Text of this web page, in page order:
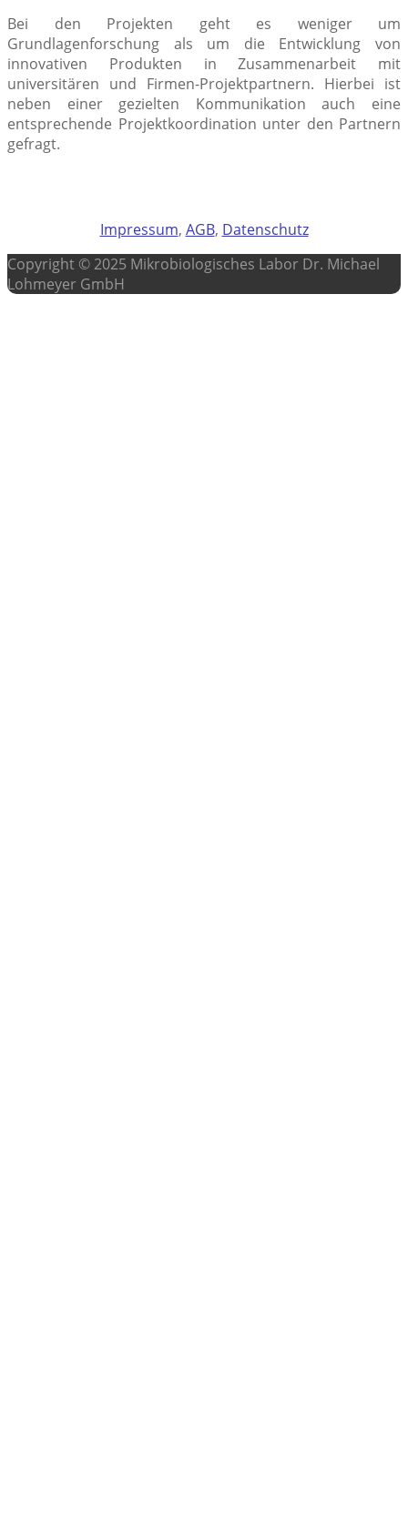
Bei den Projekten geht es weniger um
Grundlagenforschung als um die Entwicklung von
innovativen Produkten in Zusammenarbeit mit
universitären und Firmen-Projektpartnern. Hierbei ist
neben einer gezielten Kommunikation auch eine
entsprechende Projektkoordination unter den Partnern
gefragt.
Impressum, AGB, Datenschutz
Copyright © 2025 Mikrobiologisches Labor Dr. Michael
Lohmeyer GmbH